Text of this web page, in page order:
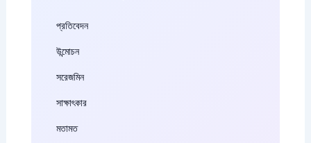
প্রতিবেদন
উন্মোচন
সরেজমিন
সাক্ষাৎকার
মতামত